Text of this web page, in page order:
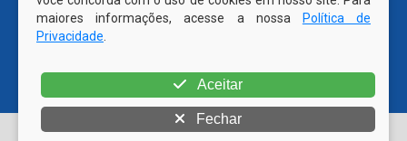
© Copyright 2026 Prefeitura Municipal de Primavera | Todos
maiores informações, acesse a nossa
Política de
Privacidade
Aceitar
Fechar